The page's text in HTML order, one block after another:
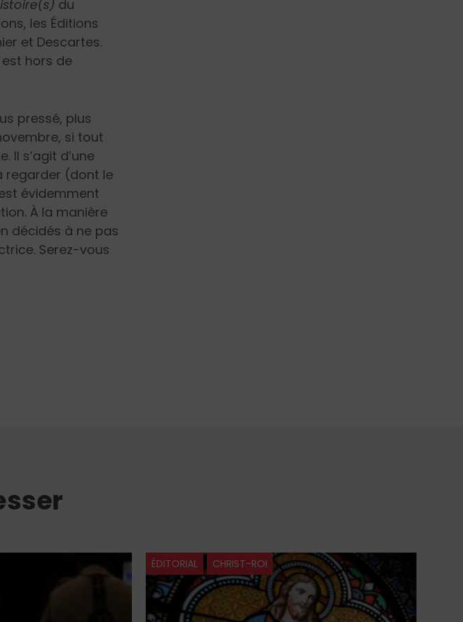
du
les Éditions
et Descartes.
hors de
pressé, plus
si tout
Il s’agit d’une
regarder (dont le
évidemment
À la manière
décidés à ne pas
Serez-vous
ÉDITORIAL CHRIST-ROI